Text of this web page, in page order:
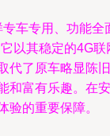
车专用、功能全
以其稳定的4G联
代了原车略显陈旧
和富有乐趣。在安
验的重要保障。